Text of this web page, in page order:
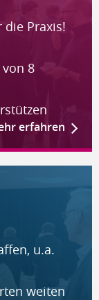
die Praxis!
8
erfahren
u.a.
weiten